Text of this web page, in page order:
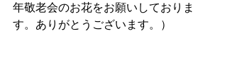
年敬老会のお花をお願いしておりま
す。ありがとうございます。）